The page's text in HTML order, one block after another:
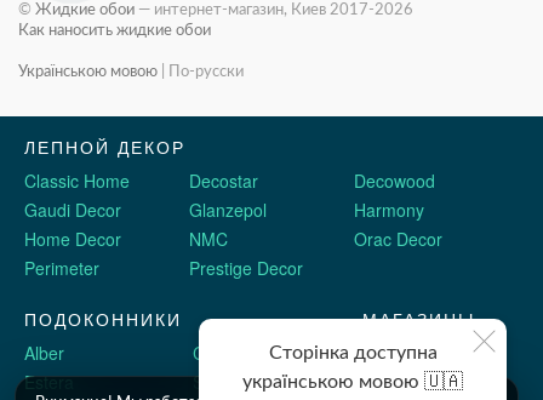
© Жидкие обои — интернет-магазин, Киев 2017-2026
Как наносить жидкие обои
Українською мовою По-русски
ЛЕПНОЙ ДЕКОР
Classic Home
Decostar
Decowood
Gaudi Decor
Glanzepol
Harmony
Home Decor
NMC
Orac Decor
Perimeter
Prestige Decor
ПОДОКОННИКИ
Alber
Crystalit
Estera
Sauberg
МАГАЗИНЫ
Двери Omis
Stickerwall
Сторінка доступна
українською мовою 🇺🇦